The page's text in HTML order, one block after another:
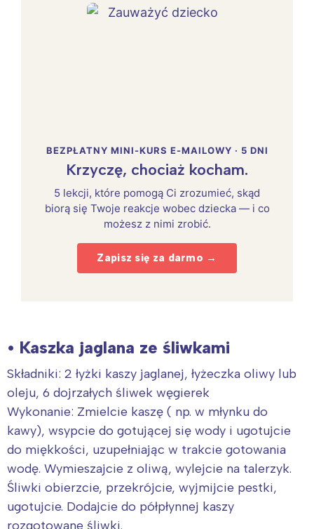
BEZPŁATNY MINI-KURS E-MAILOWY · 5 DNI
Krzyczę, chociaż kocham.
5 lekcji, które pomogą Ci zrozumieć, skąd
biorą się Twoje reakcje wobec dziecka — i co
możesz z nimi zrobić.
Zapisz się za darmo →
• Kaszka jaglana ze śliwkami
Składniki: 2 łyżki kaszy jaglanej, łyżeczka oliwy lub
oleju, 6 dojrzałych śliwek węgierek
Wykonanie: Zmielcie kaszę ( np. w młynku do
kawy), wsypcie do gotującej się wody i ugotujcie
do miękkości, uzupełniając w trakcie gotowania
wodę. Wymieszajcie z oliwą, wylejcie na talerzyk.
Śliwki obierzcie, przekrójcie, wyjmijcie pestki,
ugotujcie. Dodajcie do półpłynnej kaszy
rozgotowane śliwki.